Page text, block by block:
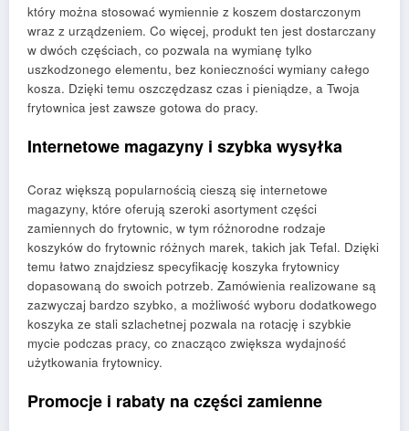
który można stosować wymiennie z koszem dostarczonym
wraz z urządzeniem. Co więcej, produkt ten jest dostarczany
w dwóch częściach, co pozwala na wymianę tylko
uszkodzonego elementu, bez konieczności wymiany całego
kosza. Dzięki temu oszczędzasz czas i pieniądze, a Twoja
frytownica jest zawsze gotowa do pracy.
Internetowe magazyny i szybka wysyłka
Coraz większą popularnością cieszą się internetowe
magazyny, które oferują szeroki asortyment części
zamiennych do frytownic, w tym różnorodne rodzaje
koszyków do frytownic różnych marek, takich jak Tefal. Dzięki
temu łatwo znajdziesz specyfikację koszyka frytownicy
dopasowaną do swoich potrzeb. Zamówienia realizowane są
zazwyczaj bardzo szybko, a możliwość wyboru dodatkowego
koszyka ze stali szlachetnej pozwala na rotację i szybkie
mycie podczas pracy, co znacząco zwiększa wydajność
użytkowania frytownicy.
Promocje i rabaty na części zamienne